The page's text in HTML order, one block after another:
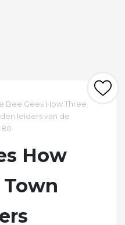
Bee Gees How Three
leiders van de
80
How
Town